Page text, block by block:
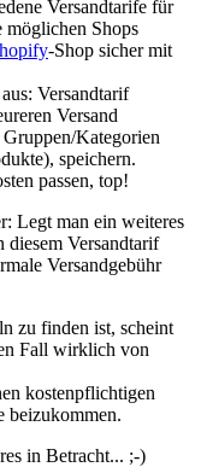
Versandtarife für
möglichen Shops
-Shop sicher mit
Versandtarif
Versand
Kategorien
speichern.
passen, top!
Legt man ein weiteres
Versandtarif
Versandgebühr
zu finden ist, scheint
Fall wirklich von
kostenpflichtigen
beizukommen.
in Betracht... ;-)